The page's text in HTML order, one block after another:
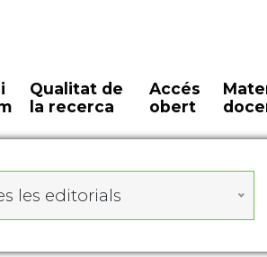
Qualitat de
la recerca
Accés
obert
les editorials